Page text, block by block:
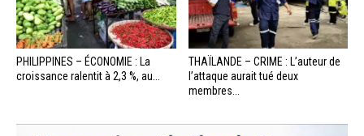
PHILIPPINES – ÉCONOMIE : La
croissance ralentit à 2,3 %, au...
THAÏLANDE – CRIME : L’auteur de
l’attaque aurait tué deux
membres...